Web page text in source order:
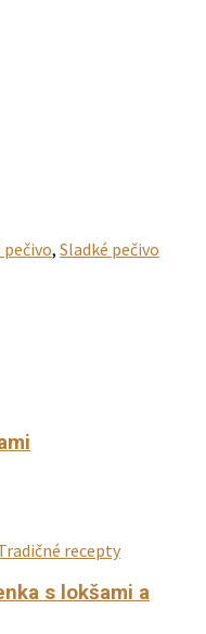
pečivo, Sladké pečivo
recepty
s lokšami a